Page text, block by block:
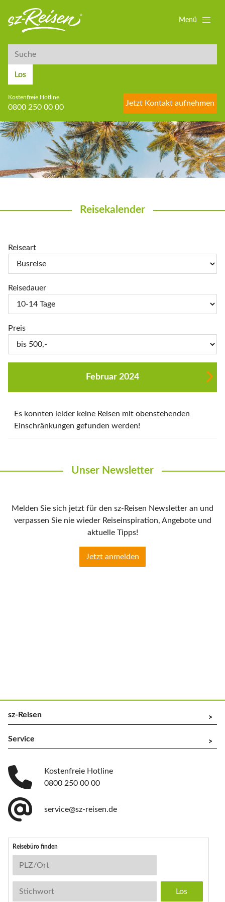
Suche
Los
Kostenfreie Hotline
0800 250 00 00
Jetzt Kontakt aufnehmen
Menü
Reisekalender
Reiseart
Reisedauer
Preis
Februar 2024
Es konnten leider keine Reisen mit obenstehenden
Einschränkungen gefunden werden!
Unser Newsletter
Melden Sie sich jetzt für den sz-Reisen Newsletter an und
verpassen Sie nie wieder Reiseinspiration, Angebote und
aktuelle Tipps!
Jetzt anmelden
sz-Reisen ^
Service ^
Kostenfreie Hotline
0800 250 00 00
service@sz-reisen.de
Reisebüro finden
Reisebüro-Suche
PLZ/Ort